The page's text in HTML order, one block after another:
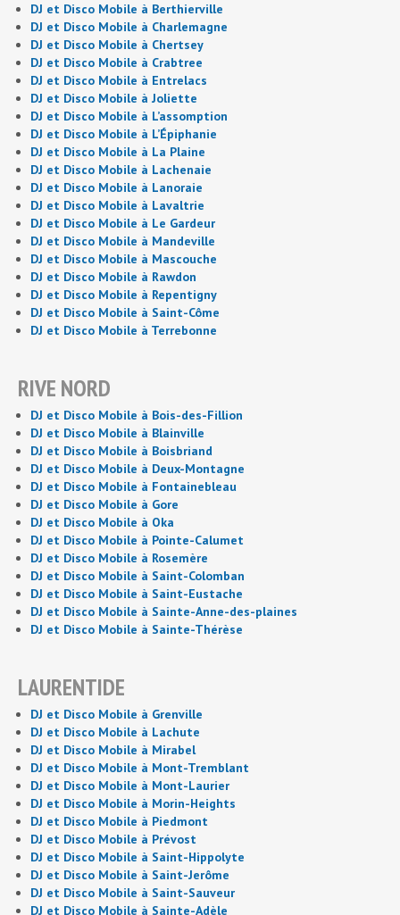
DJ et Disco Mobile à Berthierville
DJ et Disco Mobile à Charlemagne
DJ et Disco Mobile à Chertsey
DJ et Disco Mobile à Crabtree
DJ et Disco Mobile à Entrelacs
DJ et Disco Mobile à Joliette
DJ et Disco Mobile à L’assomption
DJ et Disco Mobile à L’Épiphanie
DJ et Disco Mobile à La Plaine
DJ et Disco Mobile à Lachenaie
DJ et Disco Mobile à Lanoraie
DJ et Disco Mobile à Lavaltrie
DJ et Disco Mobile à Le Gardeur
DJ et Disco Mobile à Mandeville
DJ et Disco Mobile à Mascouche
DJ et Disco Mobile à Rawdon
DJ et Disco Mobile à Repentigny
DJ et Disco Mobile à Saint-Côme
DJ et Disco Mobile à Terrebonne
RIVE NORD
DJ et Disco Mobile à Bois-des-Fillion
DJ et Disco Mobile à Blainville
DJ et Disco Mobile à Boisbriand
DJ et Disco Mobile à Deux-Montagne
DJ et Disco Mobile à Fontainebleau
DJ et Disco Mobile à Gore
DJ et Disco Mobile à Oka
DJ et Disco Mobile à Pointe-Calumet
DJ et Disco Mobile à Rosemère
DJ et Disco Mobile à Saint-Colomban
DJ et Disco Mobile à Saint-Eustache
DJ et Disco Mobile à Sainte-Anne-des-plaines
DJ et Disco Mobile à Sainte-Thérèse
LAURENTIDE
DJ et Disco Mobile à Grenville
DJ et Disco Mobile à Lachute
DJ et Disco Mobile à Mirabel
DJ et Disco Mobile à Mont-Tremblant
DJ et Disco Mobile à Mont-Laurier
DJ et Disco Mobile à Morin-Heights
DJ et Disco Mobile à Piedmont
DJ et Disco Mobile à Prévost
DJ et Disco Mobile à Saint-Hippolyte
DJ et Disco Mobile à Saint-Jerôme
DJ et Disco Mobile à Saint-Sauveur
DJ et Disco Mobile à Sainte-Adèle